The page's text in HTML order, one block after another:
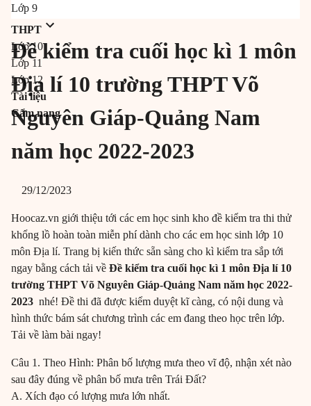
Lớp 9
THPT
Lớp 10
Lớp 11
Lớp 12
Tài liệu
Cẩm nang
Đề kiểm tra cuối học kì 1 môn
Địa lí 10 trường THPT Võ
Nguyên Giáp-Quảng Nam
năm học 2022-2023
29/12/2023
Hoocaz.vn giới thiệu tới các em học sinh kho đề kiểm tra thi thử
khổng lồ hoàn toàn miễn phí dành cho các em học sinh lớp 10
môn Địa lí. Trang bị kiến thức sẵn sàng cho kì kiểm tra sắp tới
ngay bằng cách tải về Đề kiểm tra cuối học kì 1 môn Địa lí 10
trường THPT Võ Nguyên Giáp-Quảng Nam năm học 2022-
2023 nhé! Đề thi đã được kiểm duyệt kĩ càng, có nội dung và
hình thức bám sát chương trình các em đang theo học trên lớp.
Tải về làm bài ngay!
Câu 1. Theo Hình: Phân bố lượng mưa theo vĩ độ, nhận xét nào
sau đây đúng về phân bố mưa trên Trái Đất?
A. Xích đạo có lượng mưa lớn nhất.